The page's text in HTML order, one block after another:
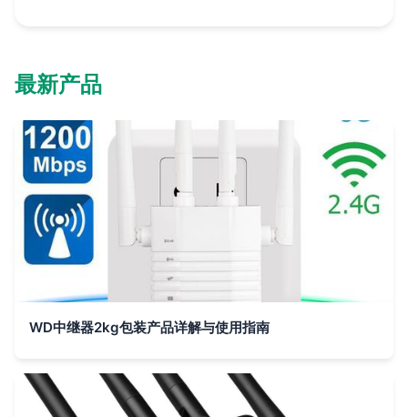
最新产品
WD中继器2kg包装产品详解与使用指南